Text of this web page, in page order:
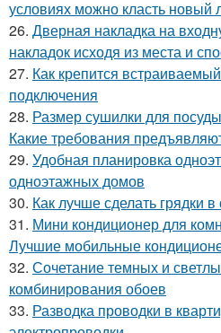
условиях можно класть новый
26. Дверная накладка на
накладок исходя из места и
27. Как крепится
подключения
28. Размер сушилки для
Какие требования
29. Удобная планировка
одноэтажных домов
30. Как лучше сделать грядки
31. Мини кондиционер для
Лучшие мобильные
32. Сочетание темных и
комбинирования обоев
33. Разводка проводки в